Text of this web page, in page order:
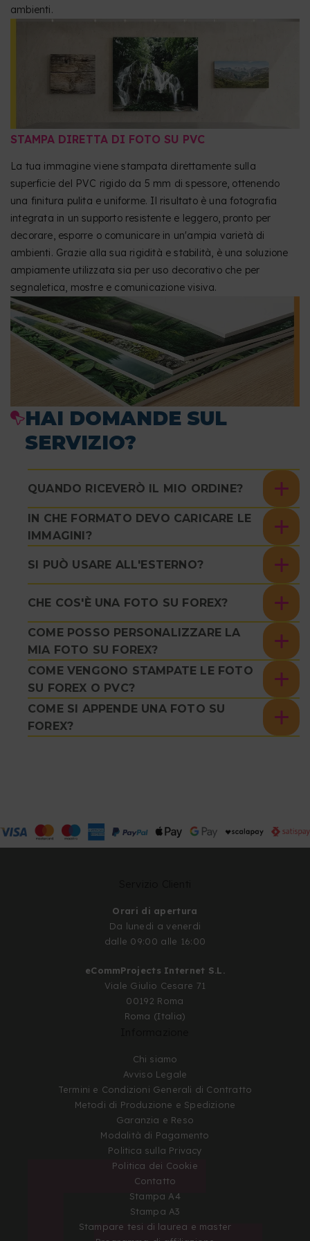
ambienti.
STAMPA DIRETTA DI FOTO SU PVC
La tua immagine viene stampata direttamente sulla
superficie del PVC rigido da 5 mm di spessore, ottenendo
una finitura pulita e uniforme. Il risultato è una fotografia
integrata in un supporto resistente e leggero, pronto per
decorare, esporre o comunicare in un'ampia varietà di
ambienti. Grazie alla sua rigidità e stabilità, è una soluzione
ampiamente utilizzata sia per uso decorativo che per
segnaletica, mostre e comunicazione visiva.
HAI DOMANDE SUL
SERVIZIO?
QUANDO RICEVERÒ IL MIO ORDINE?
IN CHE FORMATO DEVO CARICARE LE
IMMAGINI?
SI PUÒ USARE ALL'ESTERNO?
CHE COS'È UNA FOTO SU FOREX?
COME POSSO PERSONALIZZARE LA
MIA FOTO SU FOREX?
COME VENGONO STAMPATE LE FOTO
SU FOREX O PVC?
COME SI APPENDE UNA FOTO SU
FOREX?
Orari di apertura
Da lunedi a venerdi
dalle 09:00 alle 16:00
eCommProjects Internet S.L.
Viale Giulio Cesare 71
00192 Roma
Roma (Italia)
Chi siamo
Avviso Legale
Termini e Condizioni Generali di Contratto
Metodi di Produzione e Spedizione
Garanzia e Reso
Modalità di Pagamento
Politica sulla Privacy
Politica dei Cookie
Contatto
Stampa A4
Stampa A3
Stampare tesi di laurea e master